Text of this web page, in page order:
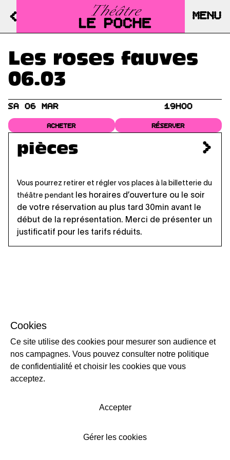
Cookies
Ce site utilise des cookies pour mesurer son audience et
nos campagnes. Vous pouvez consulter notre politique
de confidentialité et choisir les cookies que vous
acceptez.
Accepter
Gérer les cookies
MENU
Les roses fauves
06.03
pièces
Vous pourrez retirer et régler vos places à la billetterie du
théâtre pendant les horaires d’ouverture ou le soir
de votre réservation au plus tard 30min avant le
début de la représentation. Merci de présenter un
justificatif pour les tarifs réduits.
SA 06 MAR 19H00
ACHETER RÉSERVER